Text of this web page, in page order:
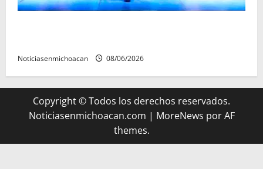
Noticiasenmichoacan 08/06/2026
Copyright © Todos los derechos reservados.
Noticiasenmichoacan.com | MoreNews por AF
themes.